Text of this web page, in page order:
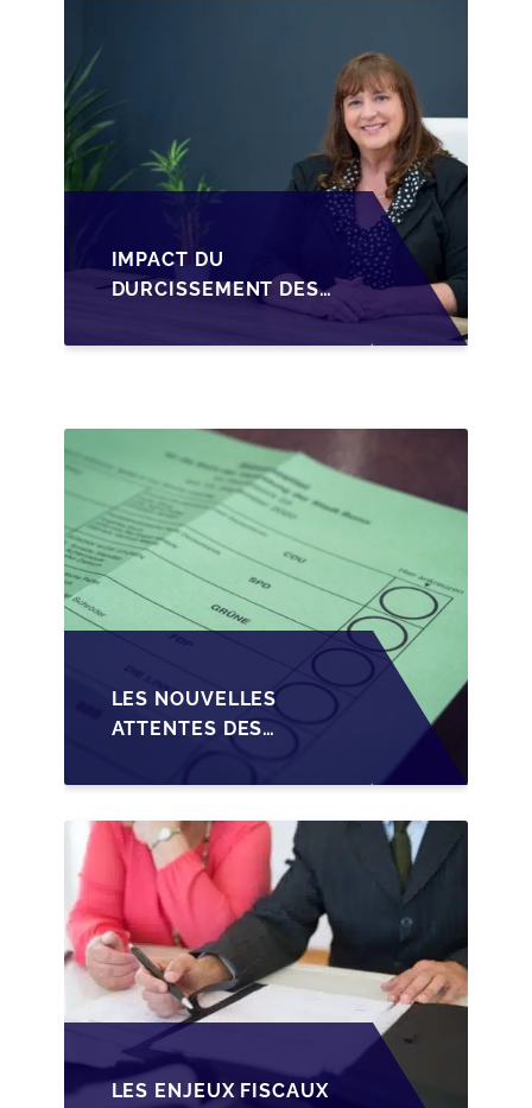
IMPACT DU
DURCISSEMENT DES
CRÉDIT SUR LA
LES NOUVELLES
ATTENTES DES
TRANSMISSION DES
PME BELGES
LES ENJEUX FISCAUX